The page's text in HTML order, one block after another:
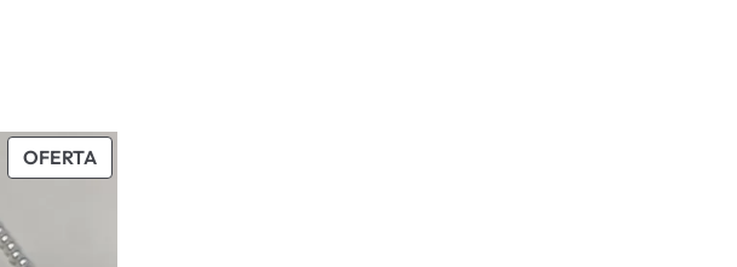
OFERTAPRODUCTO
EN